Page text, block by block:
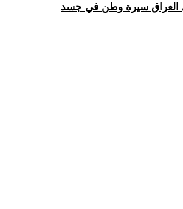
العراق سيرة وطن في جسد